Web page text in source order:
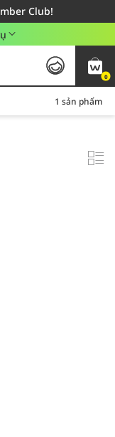
Club!
từ 249,000Đ
TP. Hồ Chí Minh
0
1 sản phẩm